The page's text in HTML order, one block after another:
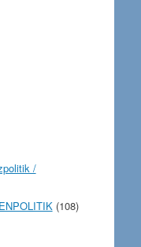
/
(108)